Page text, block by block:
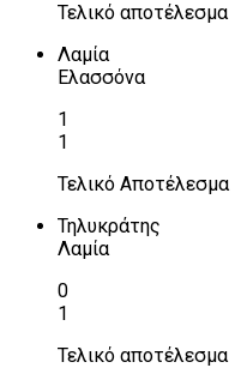
Τελικό αποτέλεσμα
Λαμία
Ελασσόνα
1
1
Τελικό Αποτέλεσμα
Τηλυκράτης
Λαμία
0
1
Τελικό αποτέλεσμα